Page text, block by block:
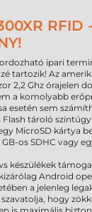
RFID
ipari
tartozik! Az
2,2 Ghz órajelen
a komolyabb
esetén sem
Flash tároló
MicroSD kártya
os SDHC vagy
készülékek
Android
a jelenleg
hogy